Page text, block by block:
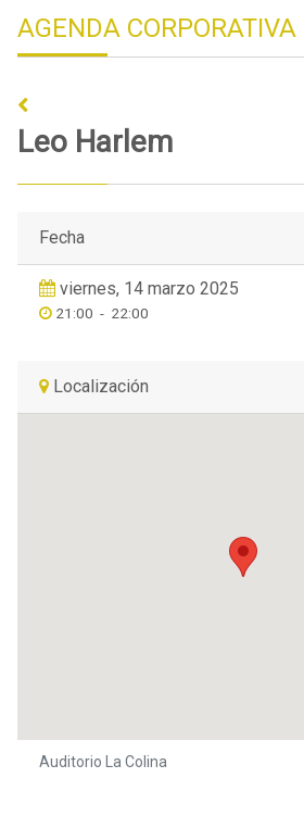
AGENDA CORPORATIVA
Leo Harlem
Fecha
viernes, 14 marzo 2025
21:00 - 22:00
Localización
Auditorio La Colina